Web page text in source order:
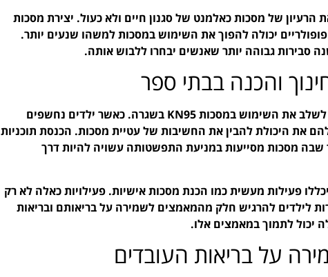
של מסכות כאלמנט של סגנון חיים ולא כעול. יצירת מסכות
יכולה להפוך את השימוש במסכות למשהו שנעים יותר.
סבירות גבוהה יותר שאנשים יבחרו ללבוש אותה.
והכנה בבתי ספר
בתי ספר מהווים סביבה קריטית בה ניתן לשלב את השימוש במסכות KN95 בשגרה. כאשר ילדים נחשפים
את היכולת להבין את החשיבות של עטיית מסכות. הכנסת תוכניות
מסכות מסייעות במניעת התפשטותה עשויה להיות דרך
פעילות מעשית כמו הכנת מסכות אישיות. פעילויות כאלה לא רק
לילדים להרגיש חלק מהמאמצים לשמירה על בריאותם ובריאות
יכול לתמוך במאמצים אלו.
על בריאות העובדים